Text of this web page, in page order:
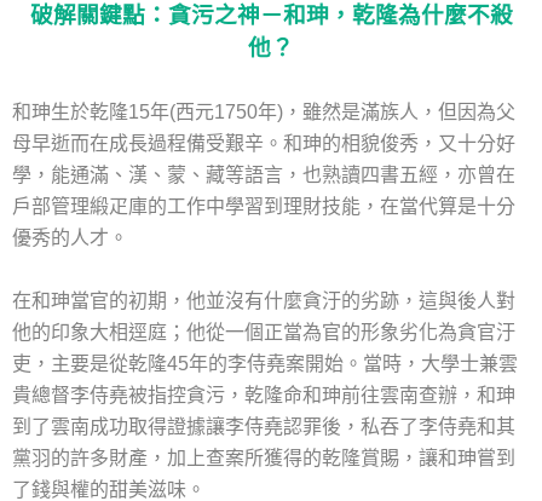
破解關鍵點：貪污之神－和珅，乾隆為什麼不殺
他？
和珅生於乾隆15年(西元1750年)，雖然是滿族人，但因為父
母早逝而在成長過程備受艱辛。和珅的相貌俊秀，又十分好
學，能通滿、漢、蒙、藏等語言，也熟讀四書五經，亦曾在
戶部管理緞疋庫的工作中學習到理財技能，在當代算是十分
優秀的人才。
在和珅當官的初期，他並沒有什麼貪汙的劣跡，這與後人對
他的印象大相逕庭；他從一個正當為官的形象劣化為貪官汙
吏，主要是從乾隆45年的李侍堯案開始。當時，大學士兼雲
貴總督李侍堯被指控貪污，乾隆命和珅前往雲南查辦，和珅
到了雲南成功取得證據讓李侍堯認罪後，私吞了李侍堯和其
黨羽的許多財產，加上查案所獲得的乾隆賞賜，讓和珅嘗到
了錢與權的甜美滋味。